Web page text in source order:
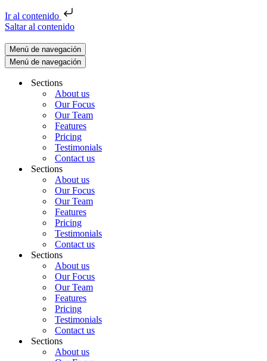
Ir al contenido
Saltar al contenido
Menú de navegación
Menú de navegación
Sections
About us
Our Focus
Our Team
Features
Pricing
Testimonials
Contact us
Sections
About us
Our Focus
Our Team
Features
Pricing
Testimonials
Contact us
Sections
About us
Our Focus
Our Team
Features
Pricing
Testimonials
Contact us
Sections
About us